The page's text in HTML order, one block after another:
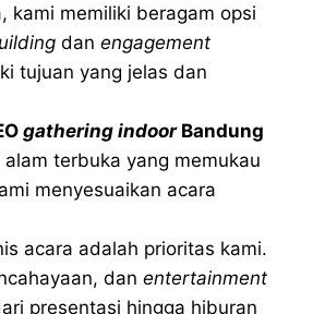
kami memiliki beragam opsi
dan engagement
tujuan yang jelas dan
gathering indoorBandung
terbuka yang memukau
menyesuaikan acara
acara adalah prioritas kami.
dan entertainment
presentasi hingga hiburan